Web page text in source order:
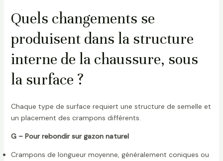
Quels changements se
produisent dans la structure
interne de la chaussure, sous
la surface ?
Chaque type de surface requiert une structure de semelle et
un placement des crampons différents.
G – Pour rebondir sur gazon naturel
Crampons de longueur moyenne, généralement coniques ou